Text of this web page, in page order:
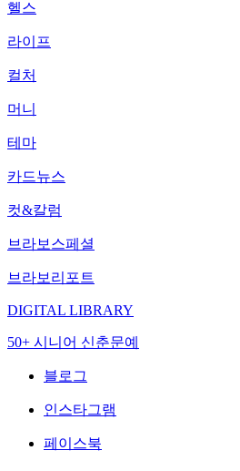
헬스
라이프
컬처
머니
테마
카드뉴스
컷&칼럼
브라보스페셜
브라보리포트
DIGITAL LIBRARY
50+ 시니어 신춘문예
블로그
인스타그램
페이스북